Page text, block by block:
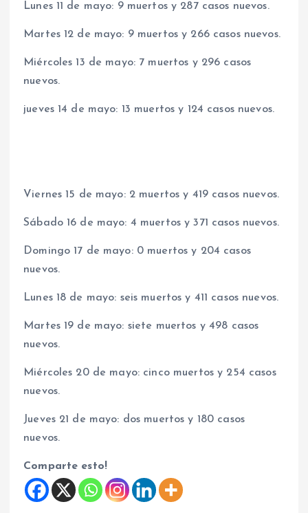
Lunes 11 de mayo: 9 muertos y 287 casos nuevos.
Martes 12 de mayo: 9 muertos y 266 casos nuevos.
Miércoles 13 de mayo: 7 muertos y 296 casos
nuevos.
jueves 14 de mayo: 13 muertos y 124 casos nuevos.
Viernes 15 de mayo: 2 muertos y 419 casos nuevos.
Sábado 16 de mayo: 4 muertos y 371 casos nuevos.
Domingo 17 de mayo: 0 muertos y 204 casos
nuevos.
Lunes 18 de mayo: seis muertos y 411 casos nuevos.
Martes 19 de mayo: siete muertos y 498 casos
nuevos.
Miércoles 20 de mayo: cinco muertos y 254 casos
nuevos.
Jueves 21 de mayo: dos muertos y 180 casos
nuevos.
Comparte esto!